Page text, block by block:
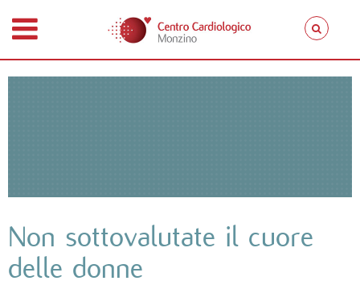
Non sottovalutate il cuore
delle donne